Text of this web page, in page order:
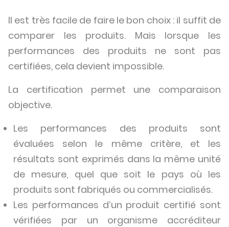
Il est très facile de faire le bon choix : il suffit de
comparer les produits. Mais lorsque les
performances des produits ne sont pas
certifiées, cela devient impossible.
La certification permet une comparaison
objective.
Les performances des produits sont
évaluées selon le même critère, et les
résultats sont exprimés dans la même unité
de mesure, quel que soit le pays où les
produits sont fabriqués ou commercialisés.
Les performances d’un produit certifié sont
vérifiées par un organisme accréditeur